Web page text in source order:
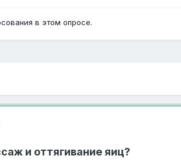
в этом опросе.
и оттягивание яиц?